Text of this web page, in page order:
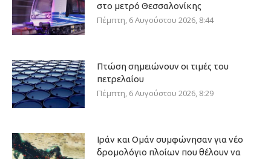
στο μετρό Θεσσαλονίκης
Πέμπτη, 6 Αυγούστου 2026, 8:44
Πτώση σημειώνουν οι τιμές του
πετρελαίου
Πέμπτη, 6 Αυγούστου 2026, 8:29
Ιράν και Ομάν συμφώνησαν για νέο
δρομολόγιο πλοίων που θέλουν να